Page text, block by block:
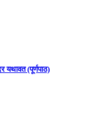
यथावत (पूर्णपाठ)